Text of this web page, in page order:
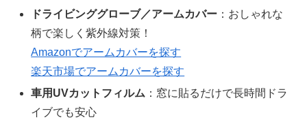
ドライビンググローブ／アームカバー ：おしゃれな
柄で楽しく紫外線対策！
Amazonでアームカバーを探す
楽天市場でアームカバーを探す
車用UVカットフィルム ：窓に貼るだけで長時間ドラ
イブでも安心